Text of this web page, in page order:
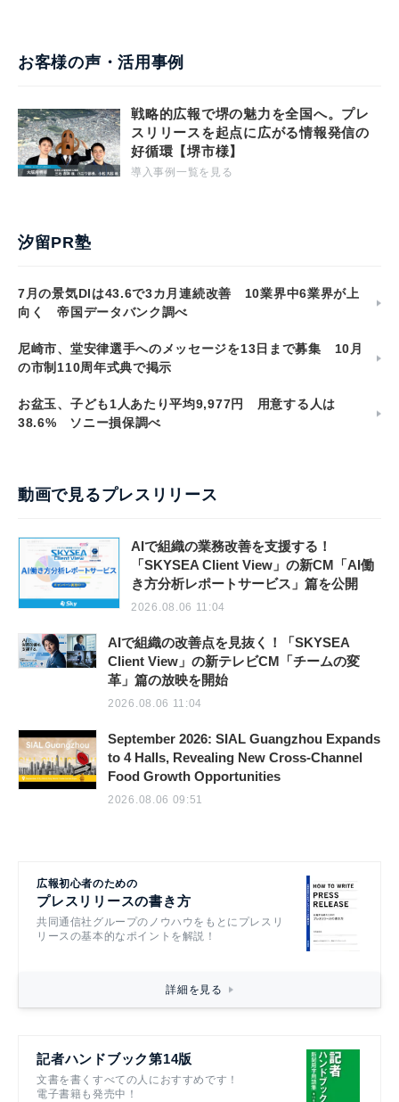
お客様の声・活用事例
戦略的広報で堺の魅力を全国へ。プレ
スリリースを起点に広がる情報発信の
好循環【堺市様】
導入事例一覧を見る
汐留PR塾
7月の景気DIは43.6で3カ月連続改善 10業界中6業界が上
向く 帝国データバンク調べ
尼崎市、堂安律選手へのメッセージを13日まで募集 10月
の市制110周年式典で掲示
お盆玉、子ども1人あたり平均9,977円 用意する人は
38.6% ソニー損保調べ
動画で見るプレスリリース
AIで組織の業務改善を支援する！
「SKYSEA Client View」の新CM「AI働
き方分析レポートサービス」篇を公開
2026.08.06 11:04
AIで組織の改善点を見抜く！「SKYSEA
Client View」の新テレビCM「チームの変
革」篇の放映を開始
2026.08.06 11:04
September 2026: SIAL Guangzhou Expands
to 4 Halls, Revealing New Cross-Channel
Food Growth Opportunities
2026.08.06 09:51
広報初心者のための
プレスリリースの書き方
共同通信社グループのノウハウをもとにプレスリ
リースの基本的なポイントを解説！
詳細を見る
記者ハンドブック第14版
文書を書くすべての人におすすめです！
電子書籍も発売中！